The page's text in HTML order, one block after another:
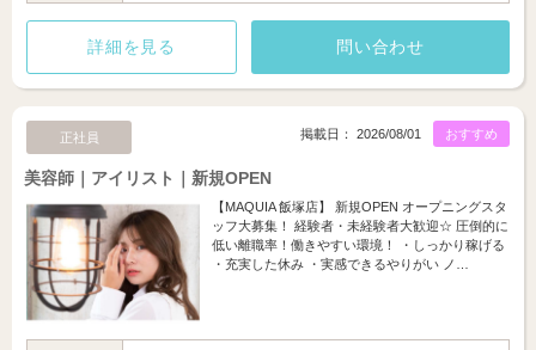
詳細を見る 問い合わせ
正社員 おすすめ
掲載日： 2026/08/01
美容師｜アイリスト｜新規OPEN
【MAQUIA 飯塚店】 新規OPEN オープニングスタ
ッフ大募集！ 経験者・未経験者大歓迎☆ 圧倒的に
低い離職率！働きやすい環境！ ・しっかり稼げる
・充実した休み ・実感できるやりがい ノ…